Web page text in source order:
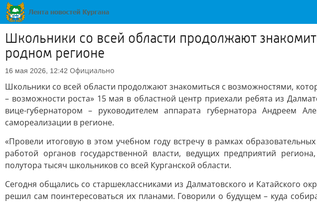
Школьники со всей области продолжают
родном регионе
16 мая 2026, 12:42 Официально
Школьники со всей области продолжают знакомиться с возможностями,
– возможности роста» 15 мая в областной центр приехали ребята из
вице-губернатором – руководителем аппарата губернатора Андреем
самореализации в регионе.
«Провели итоговую в этом учебном году встречу в рамках
работой органов государственной власти, ведущих предприятий
полутора тысяч школьников со всей Курганской области.
Сегодня общались со старшеклассниками из Далматовского и Катайского
решил сам поинтересоваться их планами. Говорили о будущем – куда